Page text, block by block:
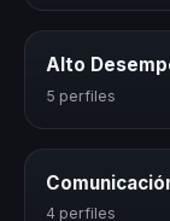
Alto
5 perfiles
4 perfiles